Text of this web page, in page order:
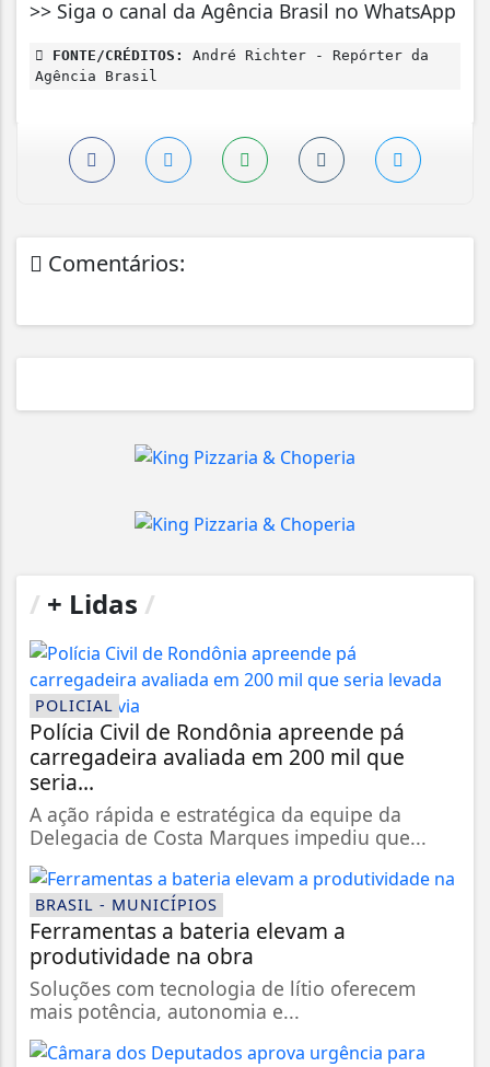
>> Siga o canal da Agência Brasil no WhatsApp
FONTE/CRÉDITOS:
André Richter - Repórter da
Agência Brasil
Comentários:
/ + Lidas /
POLICIAL
Polícia Civil de Rondônia apreende pá
carregadeira avaliada em 200 mil que
seria...
A ação rápida e estratégica da equipe da
Delegacia de Costa Marques impediu que...
BRASIL - MUNICÍPIOS
Ferramentas a bateria elevam a
produtividade na obra
Soluções com tecnologia de lítio oferecem
mais potência, autonomia e...